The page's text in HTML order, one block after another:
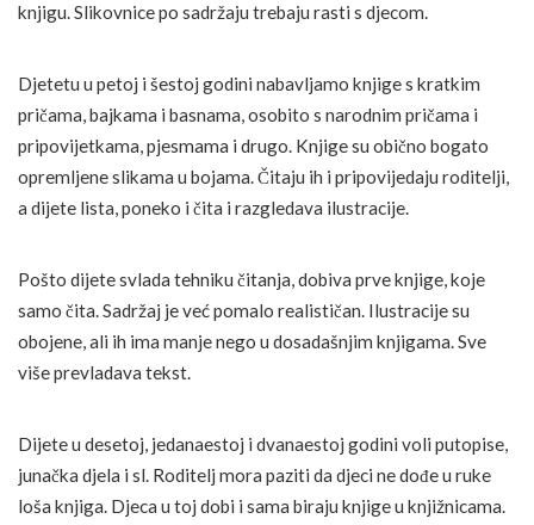
knjigu. Slikovnice po sadržaju trebaju rasti s djecom.
Djetetu u petoj i šestoj godini nabavljamo knjige s kratkim
pričama, bajkama i basnama, osobito s narodnim pričama i
pripovijetkama, pjesmama i drugo. Knjige su obično bogato
opremljene slikama u bojama. Čitaju ih i pripovijedaju roditelji,
a dijete lista, poneko i čita i razgledava ilustracije.
Pošto dijete svlada tehniku čitanja, dobiva prve knjige, koje
samo čita. Sadržaj je već pomalo realističan. Ilustracije su
obojene, ali ih ima manje nego u dosadašnjim knjigama. Sve
više prevladava tekst.
Dijete u desetoj, jedanaestoj i dvanaestoj godini voli putopise,
junačka djela i sl. Roditelj mora paziti da djeci ne dođe u ruke
loša knjiga. Djeca u toj dobi i sama biraju knjige u knjižnicama.